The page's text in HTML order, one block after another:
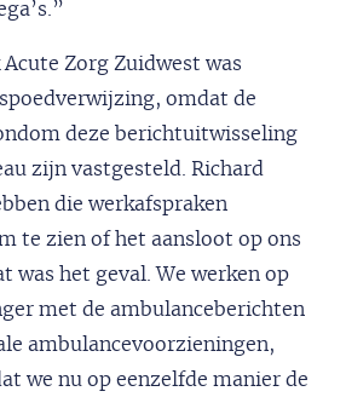
Zorg Zuidwest was
omdat de
deze berichtuitwisseling
zijn vastgesteld. Richard
die werkafspraken
te zien of het aansloot op ons
was het geval. We werken op
met de ambulanceberichten
ambulancevoorzieningen,
we nu op eenzelfde manier de